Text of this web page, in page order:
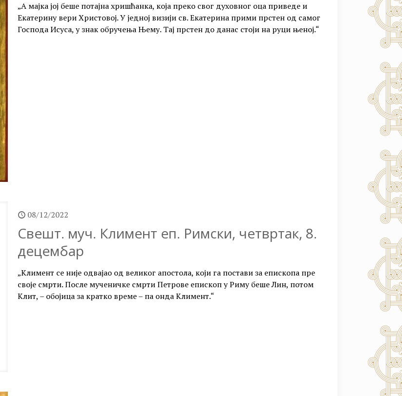
„А мајка јој беше потајна хришћанка, која преко свог духовног оца приведе и
Екатерину вери Христовој. У једној визији св. Екатерина прими прстен од самог
Господа Исуса, у знак обручења Њему. Тај прстен до данас стоји на руци њеној.“
08/12/2022
Свешт. муч. Климент еп. Римски, четвртак, 8.
децембар
„Климент се није одвајао од великог апостола, који га постави за епископа пре
своје смрти. После мученичке смрти Петрове епископ у Риму беше Лин, потом
Клит, – обојица за кратко време – па онда Климент.“